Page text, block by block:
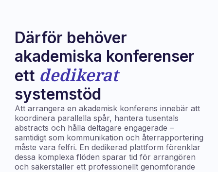
Därför behöver
akademiska konferenser
ett dedikerat
systemstöd
Att arrangera en akademisk konferens innebär att
koordinera parallella spår, hantera tusentals
abstracts och hålla deltagare engagerade –
samtidigt som kommunikation och återrapportering
måste vara felfri. En dedikerad plattform förenklar
dessa komplexa flöden sparar tid för arrangören
och säkerställer ett professionellt genomförande